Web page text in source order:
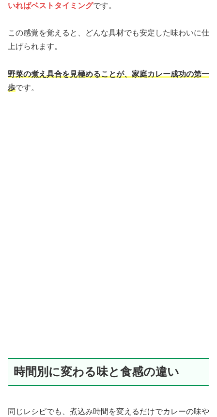
いればベストタイミングです。
この感覚を覚えると、どんな具材でも安定した味わいに仕
上げられます。
野菜の煮え具合を見極めることが、家庭カレー成功の第一
歩です。
時間別に変わる味と食感の違い
同じレシピでも、煮込み時間を変えるだけでカレーの味や